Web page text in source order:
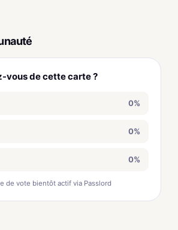
vous de cette carte ?
0%
0%
0%
de vote bientôt actif via Passlord